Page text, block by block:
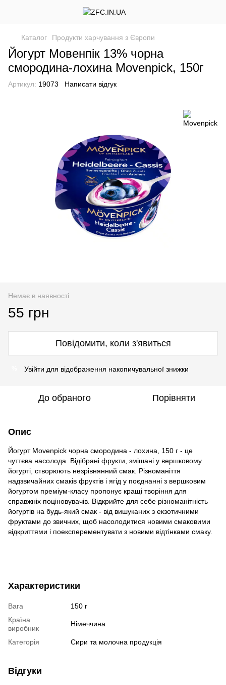
Каталог Продукти харчування з Європи
Йогурт Мовенпік 13% чорна
смородина-лохина Movenpick, 150г
Артикул: 19073 Написати відгук
Немає в наявності
55 грн
Повідомити, коли з'явиться
Увійти для відображення накопичувальної знижки
До обраного Порівняти
Опис
Йогурт Movenpick чорна смородина - лохина, 150 г - це
чуттєва насолода. Відібрані фрукти, змішані у вершковому
йогурті, створюють незрівнянний смак. Різноманіття
надзвичайних смаків фруктів і ягід у поєднанні з вершковим
йогуртом преміум-класу пропонує кращі творіння для
справжніх поціновувачів. Відкрийте для себе різноманітність
йогуртів на будь-який смак - від вишуканих з екзотичними
фруктами до звичних, щоб насолодитися новими смаковими
відкриттями і поексперементувати з новими відтінками смаку.
Характеристики
Вага
150 г
Країна
виробник
Німеччина
Категорія Сири та молочна продукція
Відгуки